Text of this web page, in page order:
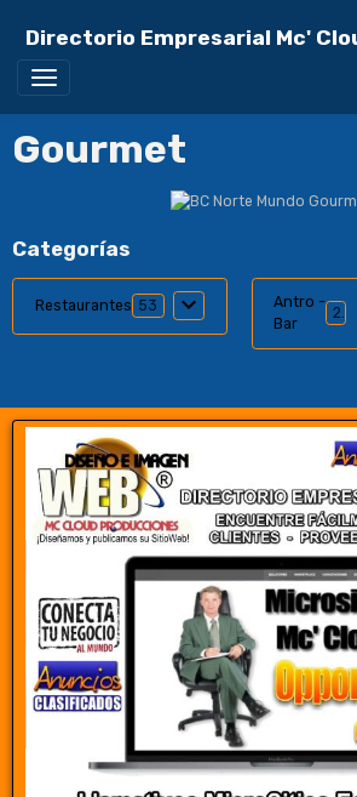
Directorio Empresarial Mc'
Gourmet
Categorías
Restaurantes 53
Antro -
Bar
2